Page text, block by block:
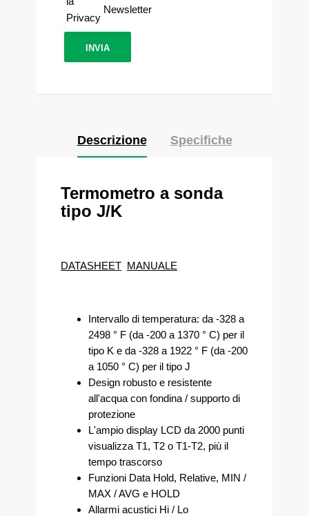
Privacy
Newsletter
Descrizione Specifiche
Termometro a sonda
tipo J/K
DATASHEET MANUALE
Intervallo di temperatura: da -328 a
2498 ° F (da -200 a 1370 ° C) per il
tipo K e da -328 a 1922 ° F (da -200
a 1050 ° C) per il tipo J
Design robusto e resistente
all'acqua con fondina / supporto di
protezione
L'ampio display LCD da 2000 punti
visualizza T1, T2 o T1-T2, più il
tempo trascorso
Funzioni Data Hold, Relative, MIN /
MAX / AVG e HOLD
Allarmi acustici Hi / Lo